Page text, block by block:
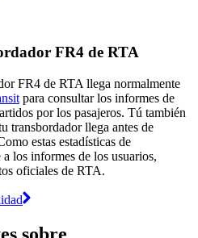
FR4 de RTA
FR4 de RTA llega normalmente
para consultar los informes de
por los pasajeros. Tú también
transbordador llega antes de
estas estadísticas de
los informes de los usuarios,
oficiales de RTA.
sobre